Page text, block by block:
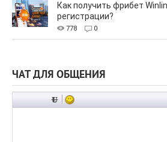
Как получить фрибет
регистрации?
778 0
ЧАТ ДЛЯ ОБЩЕНИЯ